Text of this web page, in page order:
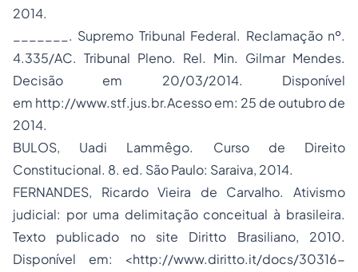
2014.
_______. Supremo Tribunal Federal. Reclamação nº.
4.335/AC. Tribunal Pleno. Rel. Min. Gilmar Mendes.
Decisão em 20/03/2014. Disponível
em http://www.stf.jus.br.Acesso em: 25 de outubro de
2014.
BULOS, Uadi Lammêgo. Curso de Direito
Constitucional. 8. ed. São Paulo: Saraiva, 2014.
FERNANDES, Ricardo Vieira de Carvalho. Ativismo
judicial: por uma delimitação conceitual à brasileira.
Texto publicado no site Diritto Brasiliano, 2010.
Disponível em: <http://www.diritto.it/docs/30316-